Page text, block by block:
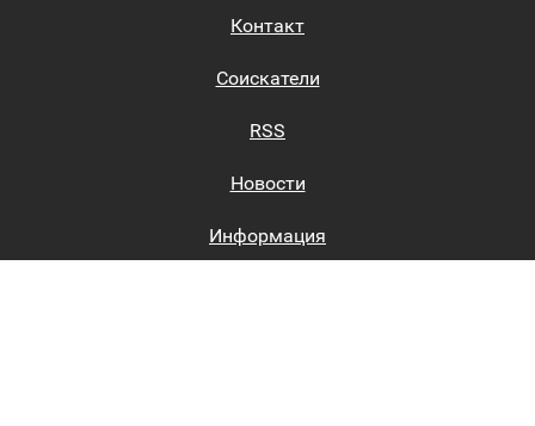
Контакт
Соискатели
RSS
Новости
Информация